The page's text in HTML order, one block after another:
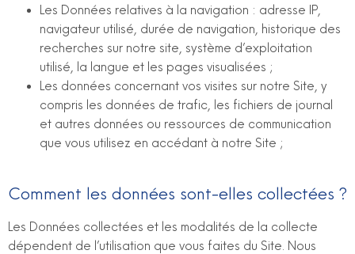
Les Données relatives à la navigation : adresse IP,
navigateur utilisé, durée de navigation, historique des
recherches sur notre site, système d’exploitation
utilisé, la langue et les pages visualisées ;
Les données concernant vos visites sur notre Site, y
compris les données de trafic, les fichiers de journal
et autres données ou ressources de communication
que vous utilisez en accédant à notre Site ;
Comment les données sont-elles collectées ?
Les Données collectées et les modalités de la collecte
dépendent de l’utilisation que vous faites du Site. Nous